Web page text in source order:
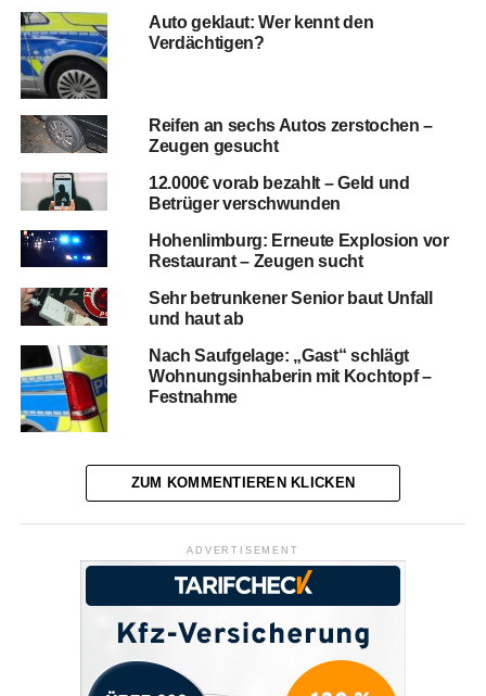
Auto geklaut: Wer kennt den
Verdächtigen?
Reifen an sechs Autos zerstochen –
Zeugen gesucht
12.000€ vorab bezahlt – Geld und
Betrüger verschwunden
Hohenlimburg: Erneute Explosion vor
Restaurant – Zeugen sucht
Sehr betrunkener Senior baut Unfall
und haut ab
Nach Saufgelage: „Gast“ schlägt
Wohnungsinhaberin mit Kochtopf –
Festnahme
ZUM KOMMENTIEREN KLICKEN
ADVERTISEMENT